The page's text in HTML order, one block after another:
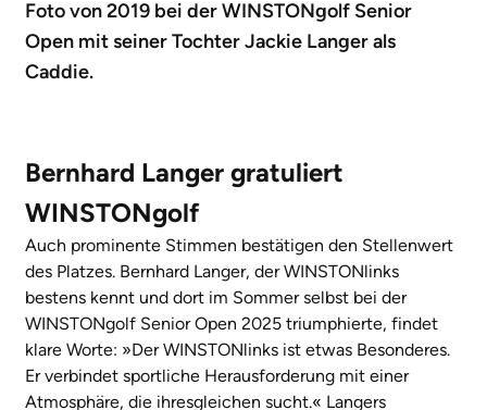
Foto von 2019 bei der WINSTONgolf Senior
Open mit seiner Tochter Jackie Langer als
Caddie.
Bernhard Langer gratuliert
WINSTONgolf
Auch prominente Stimmen bestätigen den Stellenwert
des Platzes. Bernhard Langer, der WINSTONlinks
bestens kennt und dort im Sommer selbst bei der
WINSTONgolf Senior Open 2025 triumphierte, findet
klare Worte: »Der WINSTONlinks ist etwas Besonderes.
Er verbindet sportliche Herausforderung mit einer
Atmosphäre, die ihresgleichen sucht.« Langers